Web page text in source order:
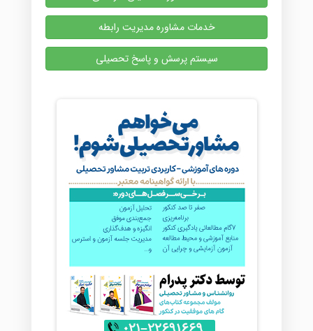
خدمات مشاوره مدیریت رابطه
سیستم پرسش و پاسخ تحصیلی